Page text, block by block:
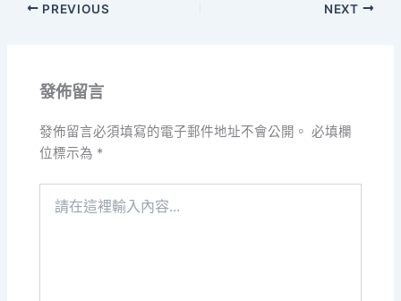
PREVIOUS NEXT
發佈留言
發佈留言必須填寫的電子郵件地址不會公開。 必填欄
位標示為 *